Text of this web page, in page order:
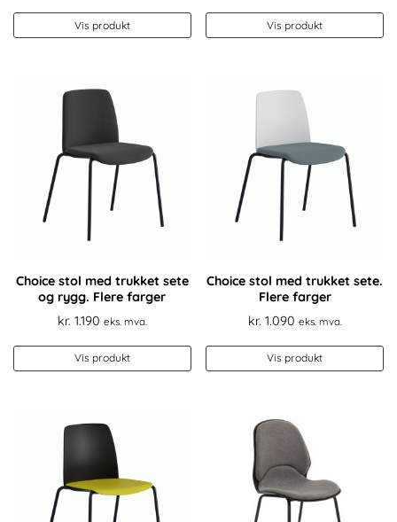
Vis produkt Vis produkt
Choice stol med trukket sete
og rygg. Flere farger
kr. 1.190 eks. mva.
Vis produkt
Choice stol med trukket sete.
Flere farger
kr. 1.090 eks. mva.
Vis produkt